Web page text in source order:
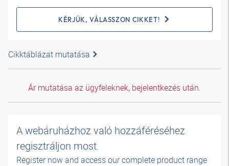
KÉRJÜK, VÁLASSZON CIKKET!
Cikktáblázat mutatása
Ár mutatása az ügyfeleknek, bejelentkezés után.
A webáruházhoz való hozzáféréséhez
regisztráljon most.
Register now and access our complete product range